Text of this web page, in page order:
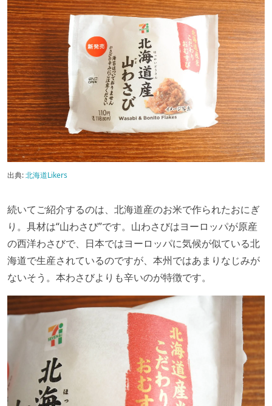
出典:北海道Likers
続いてご紹介するのは、北海道産のお米で作られたおにぎ
り。具材は“山わさび”です。山わさびはヨーロッパが原産
の西洋わさびで、日本ではヨーロッパに気候が似ている北
海道で生産されているのですが、本州ではあまりなじみが
ないそう。本わさびよりも辛いのが特徴です。